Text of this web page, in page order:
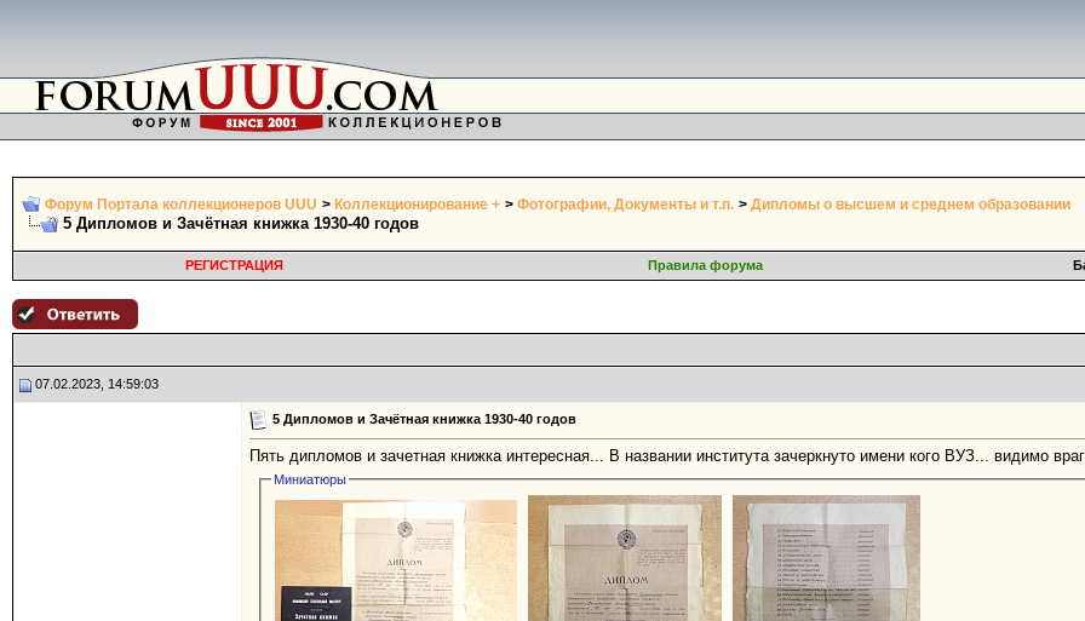
Форум Портала коллекционеров UUU > Коллекционирование + > Фотографии, Документы и т.п. > Дипломы о высшем и среднем образовании
5 Дипломов и Зачётная книжка 1930-40 годов
РЕГИСТРАЦИЯ Правила форума
07.02.2023, 14:59:03
5 Дипломов и Зачётная книжка 1930-40 годов
Пять дипломов и зачетная книжка интересная... В названии института зачеркнуто имени кого ВУЗ... видимо
Миниатюры